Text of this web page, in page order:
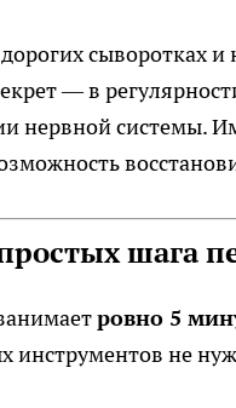
сыворотках и
— в
нервной системы.
шага
ровно 5
инструментов не